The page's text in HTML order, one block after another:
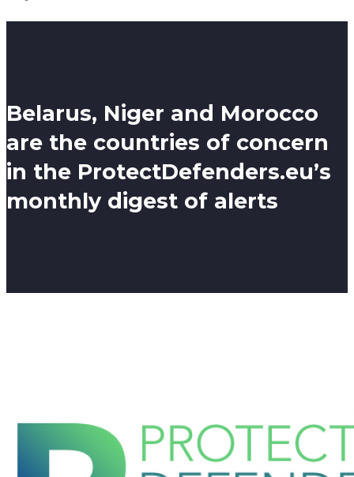
Belarus, Niger and Morocco
are the countries of concern
in the ProtectDefenders.eu’s
monthly digest of alerts